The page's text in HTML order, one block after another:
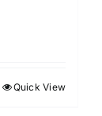
Quick View